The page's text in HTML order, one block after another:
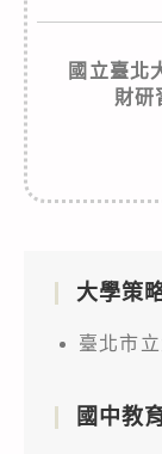
國立臺北
財研
大學策
臺北市
國中教